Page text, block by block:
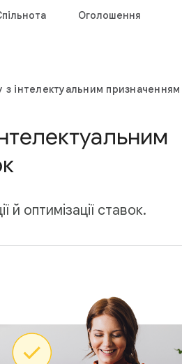
Оголошення
з інтелектуальним
й оптимізації ставок.